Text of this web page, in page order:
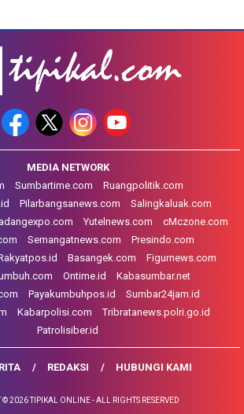
MEDIA NETWORK
Sumbartime.com
Ruangpolitik.com
Pilarbangsanews.com
Salingkaluak.com
Yutelnews.com
cMczone.com
Semangatnews.com
Presindo.com
Basangek.com
Figurnews.com
Ontime.id
Kabasumbar.net
Payakumbuhpos.id
Sumbar24jam.id
Kabarpolisi.com
Tribratanews.polri.go.id
Patrolisiber.id
REDAKSI HUBUNGI KAMI
© 2026 TIPIKAL ONLINE - ALL RIGHTS RESERVED